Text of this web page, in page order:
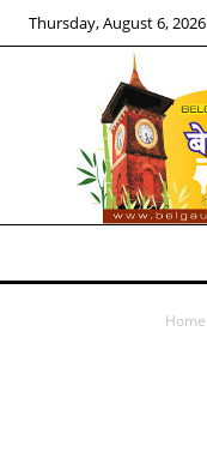
Thursday, August 6, 2026
Home